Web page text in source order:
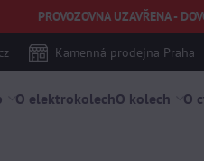
PROVOZOVNA UZAVŘENA -
Kamenná prodejna Praha
O elektrokolechO kolech O